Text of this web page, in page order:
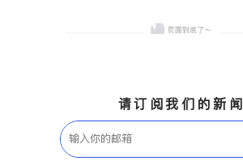
请订阅我们的新闻